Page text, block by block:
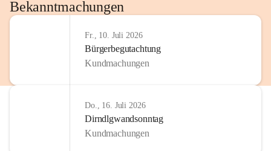
http://www.omv.com
Bekanntmachungen
Fr., 10. Juli 2026
Bürgerbegutachtung
Kundmachungen
Do., 16. Juli 2026
Dirndlgwandsonntag
Kundmachungen